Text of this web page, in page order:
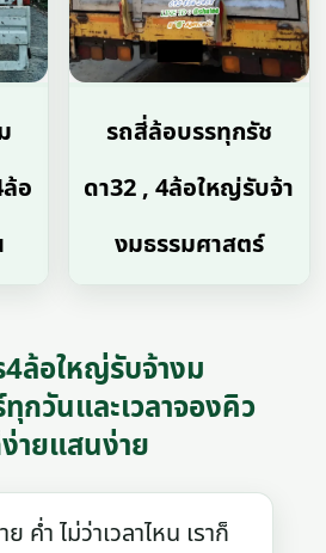
อ
รถสี่ล้อบรรทุกรัช
ดา32 , 4ล้อใหญ่รับจ้า
งมธรรมศาสตร์
4ล้อใหญ่รับจ้างม
กวันและเวลาจองคิว
ายแสนง่าย
ค่ำ ไม่ว่าเวลาไหน เราก็